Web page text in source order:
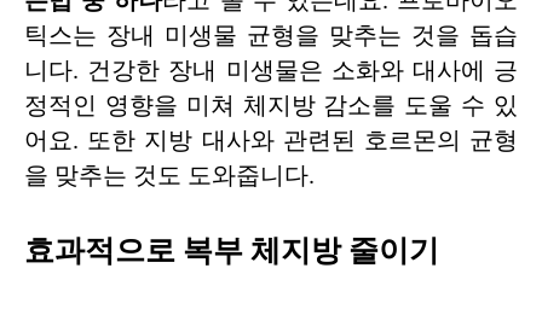
틱스는 장내 미생물 균형을 맞추는 것을 돕습
니다. 건강한 장내 미생물은 소화와 대사에 긍
정적인 영향을 미쳐 체지방 감소를 도울 수 있
어요. 또한 지방 대사와 관련된 호르몬의 균형
을 맞추는 것도 도와줍니다.
효과적으로 복부 체지방 줄이기